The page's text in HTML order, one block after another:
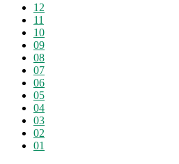
12
11
10
09
08
07
06
05
04
03
02
01